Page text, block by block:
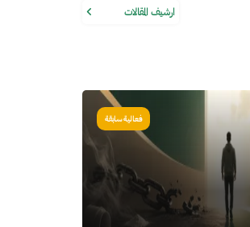
ارشيف المقالات
فعالية سابقة